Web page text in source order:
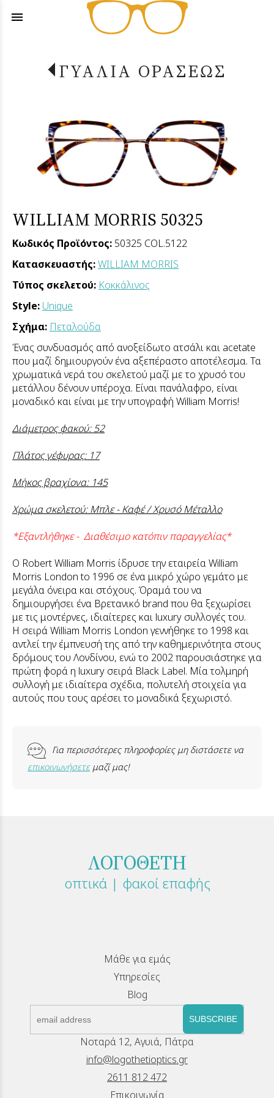
menu
ΓΥΑΛΙΑ ΟΡΑΣΕΩΣ
WILLIAM MORRIS 50325
Κωδικός Προϊόντος: 50325 COL.5122
Κατασκευαστής:WILLIAM MORRIS
Τύπος σκελετού: Κοκκάλινος
Style: Unique
Σχήμα: Πεταλούδα
Ένας συνδυασμός από ανοξείδωτο ατσάλι και acetate
που μαζί δημιουργούν ένα αξεπέραστο αποτέλεσμα. Τα
χρωματικά νερά του σκελετού μαζί με το χρυσό του
μετάλλου δένουν υπέροχα. Είναι πανάλαφρο, είναι
μοναδικό και είναι με την υπογραφή William Morris!
Διάμετρος φακού: 52
Πλάτος γέφυρας: 17
Μήκος βραχίονα: 145
Χρώμα σκελετού: Μπλε - Καφέ / Χρυσό Μέταλλο
*Εξαντλήθηκε - Διαθέσιμο κατόπιν παραγγελίας*
Ο Robert William Morris ίδρυσε την εταιρεία William
Morris London to 1996 σε ένα μικρό χώρο γεμάτο με
μεγάλα όνειρα και στόχους. Όραμά του να
δημιουργήσει ένα Βρετανικό brand που θα ξεχωρίσει
με τις μοντέρνες, ιδιαίτερες και luxury συλλογές του.
Η σειρά William Morris London γεννήθηκε το 1998 και
αντλεί την έμπνευσή της από την καθημερινότητα στους
δρόμους του Λονδίνου, ενώ το 2002 παρουσιάστηκε για
πρώτη φορά η luxury σειρά Black Label. Μία τολμηρή
συλλογή με ιδιαίτερα σχέδια, πολυτελή στοιχεία για
αυτούς που τους αρέσει το μοναδικά ξεχωριστό.
Για περισσότερες πληροφορίες μη διστάσετε να
επικοινωνήσετεμαζί μας!
ΛΟΓΟΘΕΤΗ
οπτικά | φακοί επαφής
Μάθε για εμάς
Υπηρεσίες
Blog
SUBSCRIBE
Νοταρά 12, Αγυιά, Πάτρα
info@logothetioptics.gr
2611 812 472
Επικοινωνία